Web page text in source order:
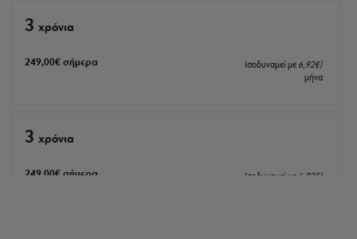
3 xρόνια
249,00€σήμερα Ισοδυναμεί με 6,92€/
μήνα
3 xρόνια
249,00€σήμερα Ισοδυναμεί με 6 ,92€/